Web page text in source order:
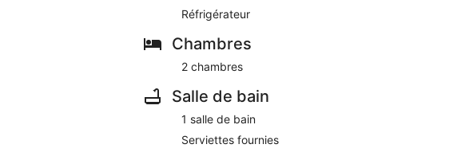
Principales caractéristiques
- Accès WiFi
- climatisation: non
- chauffage: En partie
- jardin: À usage collectif
Dormir
chambre 1
- lit simple
Réfrigérateur
Chambres
2 chambres
Salle de bain
1 salle de bain
Serviettes fournies